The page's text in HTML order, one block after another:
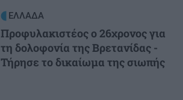
ΕΛΛΑΔΑ
Προφυλακιστέος ο 26χρονος για
τη δολοφονία της Βρετανίδας -
Τήρησε το δικαίωμα της σιωπής